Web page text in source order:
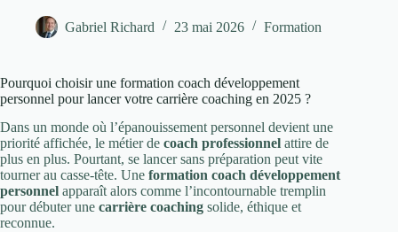
Gabriel Richard 23 mai 2026 Formation
Pourquoi choisir une formation coach développement
personnel pour lancer votre carrière coaching en 2025 ?
Dans un monde où l’épanouissement personnel devient une
priorité affichée, le métier de coach professionnel attire de
plus en plus. Pourtant, se lancer sans préparation peut vite
tourner au casse-tête. Une formation coach développement
personnel apparaît alors comme l’incontournable tremplin
pour débuter une carrière coaching solide, éthique et
reconnue.